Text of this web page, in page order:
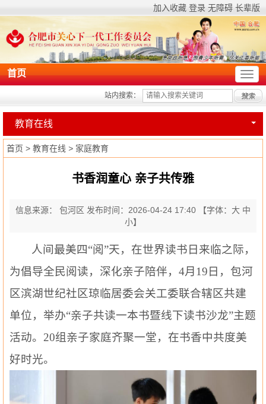
加入收藏 登录 无障碍 长辈版
首页
站内搜索：
教育在线
首页 > 教育在线 > 家庭教育
书香润童心 亲子共传雅
信息来源： 包河区 发布时间：2026-04-24 17:40 【字体： 大 中
小】
人间最美四“阅”天，在世界读书日来临之际，
为倡导全民阅读，深化亲子陪伴，4月19日，包河
区滨湖世纪社区琼临居委会关工委联合辖区共建
单位，举办“亲子共读一本书暨线下读书沙龙”主题
活动。20组亲子家庭齐聚一堂，在书香中共度美
好时光。